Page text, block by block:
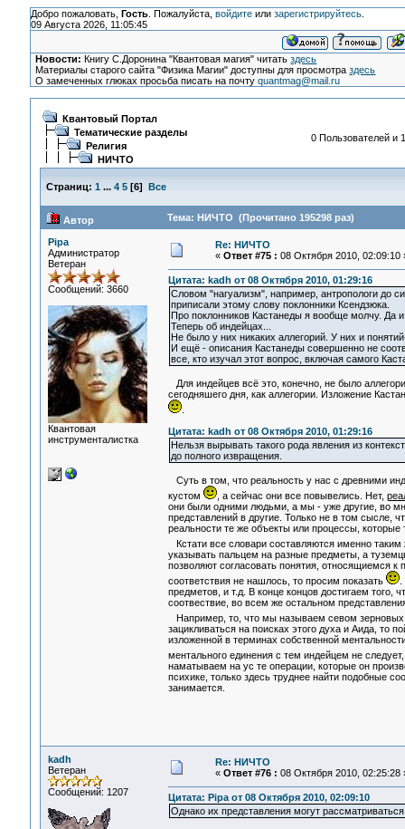
Добро пожаловать, Гость. Пожалуйста, войдитеили зарегистрируйтесь.
09 Августа 2026, 11:05:45
Новости: Книгу С.Доронина "Квантовая магия" читатьздесь
Материалы старого сайта "Физика Магии" доступны для просмотраздесь
О замеченных глюках просьба писать на почтуquantmag@mail.ru
Квантовый Портал
Тематические разделы
Религия
НИЧТО
0 Пользователей и
Страниц: 1 ... 4 5[6] Все
Автор Тема: НИЧТО (Прочитано 195298 раз)
Pipa
Администратор
Ветеран
Сообщений: 3660
Квантовая
инструменталистка
Re: НИЧТО
« Ответ #75 : 08 Октября 2010, 02:09:10
Цитата: kadh от 08 Октября 2010, 01:29:16
Словом "нагуализм", например, антропологи до
приписали этому слову поклонники Ксендзюка.
Про поклонников Кастанеды я вообще молчу. Да
Теперь об индейцах...
Не было у них никаких аллегорий. У них и
И ещё - описания Кастанеды совершенно не
все, кто изучал этот вопрос, включая самого
Для индейцев всё это, конечно, не было
сегодняшего дня, как аллегории. Изложение
.
Цитата: kadh от 08 Октября 2010, 01:29:16
Нельзя вырывать такого рода явления из
до полного извращения.
Суть в том, что реальность у нас с древними
кустом
, а сейчас они все повывелись. Нет,
они были одними людьми, а мы - уже другие, во
представлений в другие. Только не в том сысле,
реальности те же объекты или процессы, которые
Кстати все словари составляются именно
указывать пальцем на разные предметы, а
позволяют согласовать понятия, относящиемся к
соответствия не нашлось, то просим показать
.
предметов, и т.д. В конце концов достигаем того,
соотвествие, во всем же остальном
Например, то, что мы называем севом
зацикливаться на поисках этого духа и Аида, то
изложенной в терминах собственной
ментального единения с тем индейцем не
наматываем на ус те операции, которые он
психике, только здесь труднее найти подобные
занимается.
kadh
Ветеран
Сообщений: 1207
Re: НИЧТО
« Ответ #76 : 08 Октября 2010, 02:25:28
Цитата: Pipa от 08 Октября 2010, 02:09:10
Однако их представления могут